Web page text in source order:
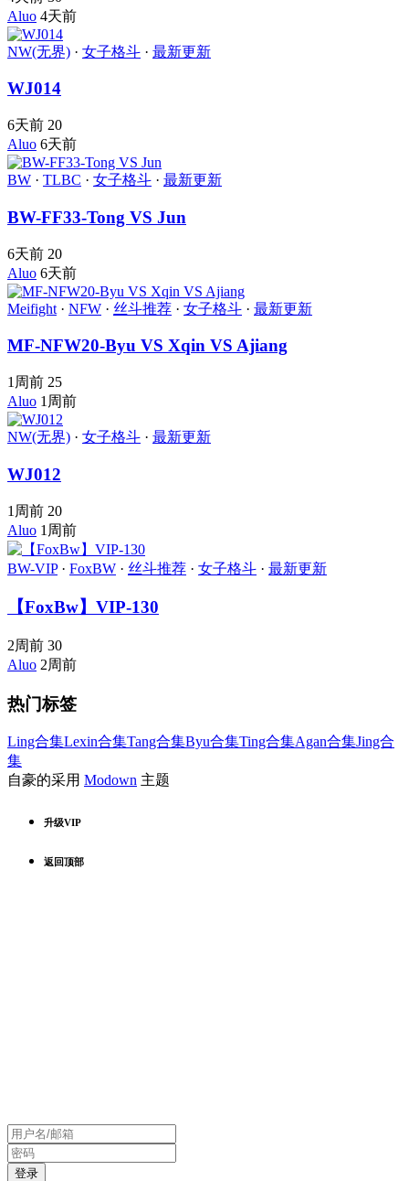
Aluo 4天前
NW(无界) · 女子格斗 · 最新更新
WJ014
6天前 20
Aluo 6天前
BW · TLBC · 女子格斗 · 最新更新
BW-FF33-Tong VS Jun
6天前 20
Aluo 6天前
Meifight · NFW · 丝斗推荐 · 女子格斗 · 最新更新
MF-NFW20-Byu VS Xqin VS Ajiang
1周前 25
Aluo 1周前
NW(无界) · 女子格斗 · 最新更新
WJ012
1周前 20
Aluo 1周前
BW-VIP· FoxBW · 丝斗推荐 · 女子格斗 · 最新更新
【FoxBw】VIP-130
2周前 30
Aluo 2周前
热门标签
Ling合集Lexin合集Tang合集Byu合集Ting合集Agan合集Jing合
集
自豪的采用 Modown 主题
升级VIP
返回顶部